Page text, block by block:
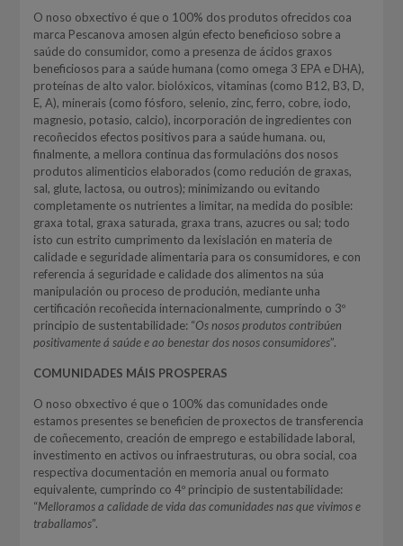
O noso obxectivo é que o 100% dos produtos ofrecidos coa
marca Pescanova amosen algún efecto beneficioso sobre a
saúde do consumidor, como a presenza de ácidos graxos
beneficiosos para a saúde humana (como omega 3 EPA e DHA),
proteínas de alto valor. biolóxicos, vitaminas (como B12, B3, D,
E, A), minerais (como fósforo, selenio, zinc, ferro, cobre, iodo,
magnesio, potasio, calcio), incorporación de ingredientes con
recoñecidos efectos positivos para a saúde humana. ou,
finalmente, a mellora continua das formulacións dos nosos
produtos alimenticios elaborados (como redución de graxas,
sal, glute, lactosa, ou outros); minimizando ou evitando
completamente os nutrientes a limitar, na medida do posible:
graxa total, graxa saturada, graxa trans, azucres ou sal; todo
isto cun estrito cumprimento da lexislación en materia de
calidade e seguridade alimentaria para os consumidores, e con
referencia á seguridade e calidade dos alimentos na súa
manipulación ou proceso de produción, mediante unha
certificación recoñecida internacionalmente, cumprindo o 3º
principio de sustentabilidade: “Os nosos produtos contribúen
positivamente á saúde e ao benestar dos nosos consumidores”.
COMUNIDADES MÁIS PROSPERAS
O noso obxectivo é que o 100% das comunidades onde
estamos presentes se beneficien de proxectos de transferencia
de coñecemento, creación de emprego e estabilidade laboral,
investimento en activos ou infraestruturas, ou obra social, coa
respectiva documentación en memoria anual ou formato
equivalente, cumprindo co 4º principio de sustentabilidade:
“Melloramos a calidade de vida das comunidades nas que vivimos e
traballamos”.